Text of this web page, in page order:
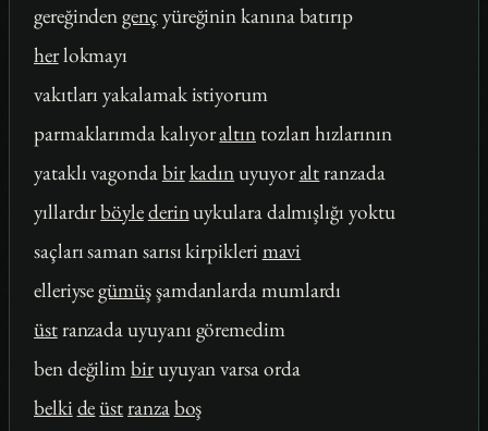
gereğindengenç yüreğinin kanına batırıp
herlokmayı
vakıtları yakalamak istiyorum
parmaklarımda kalıyoraltıntozları hızlarının
yataklı vagondabirkadınuyuyoraltranzada
yıllardırböylederinuykulara dalmışlığı yoktu
saçları saman sarısı kirpikleri mavi
elleriysegümüşşamdanlarda mumlardı
üstranzada uyuyanı göremedim
ben değilimbiruyuyan varsa orda
belki deüstranzaboş